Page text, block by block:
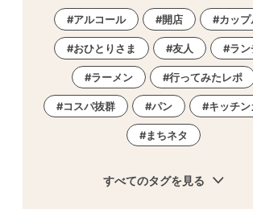
ちたまる広告常滑市
アルコール 開店 カップ
おひとりさま 友人 ラン
ラーメン 行ってみたレポ
コスパ抜群 パン キッチン
まちネタ
すべてのタグを見る